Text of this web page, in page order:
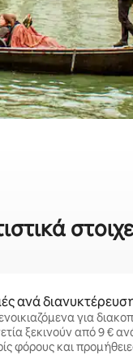
ανά
για
ξεκινούν από 9 €
φόρους και